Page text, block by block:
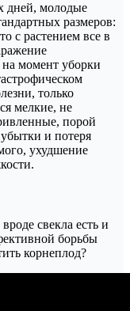
дней, молодые
размеров:
с растением все в
момент уборки
только
мелкие, не
порой
и потеря
ухудшение
свекла есть и
борьбы
корнеплод?